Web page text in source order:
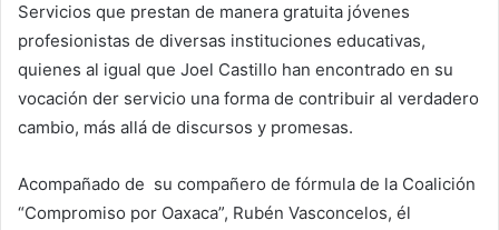
Servicios que prestan de manera gratuita jóvenes
profesionistas de diversas instituciones educativas,
quienes al igual que Joel Castillo han encontrado en su
vocación der servicio una forma de contribuir al verdadero
cambio, más allá de discursos y promesas.
Acompañado de su compañero de fórmula de la Coalición
“Compromiso por Oaxaca”, Rubén Vasconcelos, él